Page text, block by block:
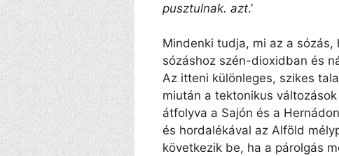
pusztulnak. azt.’
Mindenki tudja, mi az a sózás,
sózáshoz szén-dioxidban és
Az itteni különleges, szikes
miután a tektonikus
átfolyva a Sajón és a
és hordalékával az Alföld
következik be, ha a párolgás